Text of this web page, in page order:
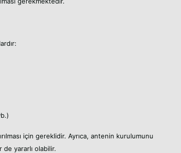
için gereklidir. Ayrıca, antenin kurulumunu
yararlı olabilir.